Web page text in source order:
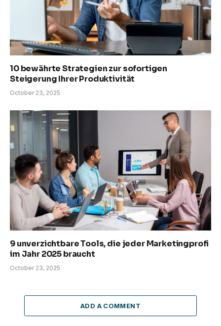
10 bewährte Strategien zur sofortigen
Steigerung Ihrer Produktivität
October 23, 2025
9 unverzichtbare Tools, die jeder Marketingprofi
im Jahr 2025 braucht
October 23, 2025
ADD A COMMENT